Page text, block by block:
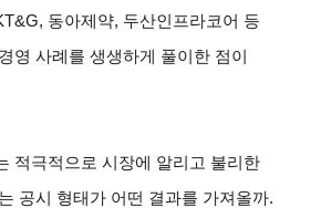
동아제약, 두산인프라코어 등
영 사례를 생생하게 풀이한 점이
적극적으로 시장에 알리고 불리한
공시 형태가 어떤 결과를 가져올까.